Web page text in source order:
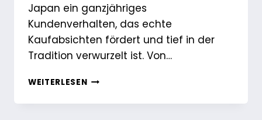
Japan ein ganzjähriges
Kundenverhalten, das echte
Kaufabsichten fördert und tief in der
Tradition verwurzelt ist. Von…
WEITERLESENWARUM
IN